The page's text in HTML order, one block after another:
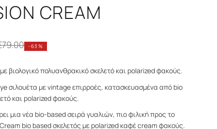
CREAM
79.00 -63 %
βιολογικό πολυανθρακικό σκελετό και polarized φακούς.
σιλουέτα με vintage επιρροές, κατασκευασμένα από bio
και polarized φακούς.
μια νέα bio-based σειρά γυαλιών, πιο φιλική προς το
bio based σκελετός με polarized καφέ cream φακούς.